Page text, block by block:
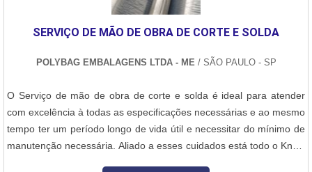
SERVIÇO DE MÃO DE OBRA DE CORTE E SOLDA
POLYBAG EMBALAGENS LTDA - ME / SÃO PAULO - SP
O Serviço de mão de obra de corte e solda é ideal para atender
com excelência à todas as especificações necessárias e ao mesmo
tempo ter um período longo de vida útil e necessitar do mínimo de
manutenção necessária. Aliado a esses cuidados está todo o Know